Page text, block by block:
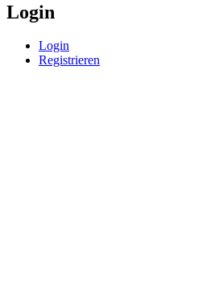
Login
Login
Registrieren